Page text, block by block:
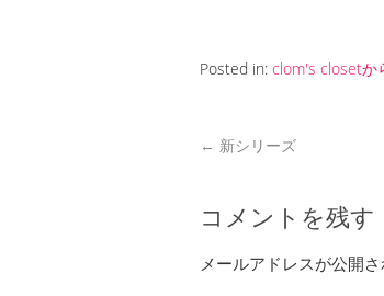
Posted in: clom's closetか
← 新シリーズ
コメントを残す
メールアドレスが公開さ